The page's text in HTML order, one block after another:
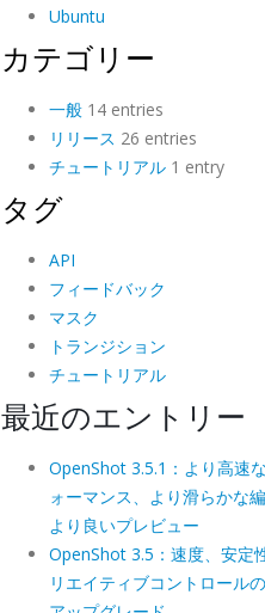
Ubuntu
カテゴリー
一般14 entries
リリース 26 entries
チュートリアル1 entry
タグ
API
フィードバック
マスク
トランジション
チュートリアル
最近のエントリー
OpenShot 3.5.1：より高速
ォーマンス、より滑らかな編
より良いプレビュー
OpenShot 3.5：速度、安定
リエイティブコントロール